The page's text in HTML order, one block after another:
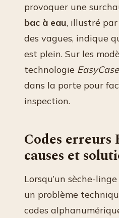
provoquer une
bac à eau, illustré
des vagues, indique
est plein. Sur les
technologie EasyCase
dans la porte pour
inspection.
Codes erreurs
causes et
Lorsqu’un sèche-
un problème
codes